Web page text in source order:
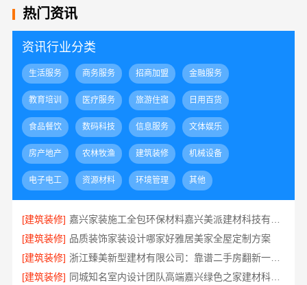
热门资讯
资讯行业分类
生活服务 商务服务 招商加盟 金融服务
教育培训 医疗服务 旅游住宿 日用百货
食品餐饮 数码科技 信息服务 文体娱乐
房产地产 农林牧渔 建筑装修 机械设备
电子电工 资源材料 环境管理 其他
[建筑装修]
[建筑装修] 品质装饰家装设计哪家好雅居美家全屋定制方案
[建筑装修]
浙江臻美新型建材有限公司：靠谱二手房翻新一站式急装
[建筑装修]
同城知名室内设计团队高端嘉兴绿色之家建材科技有限公司